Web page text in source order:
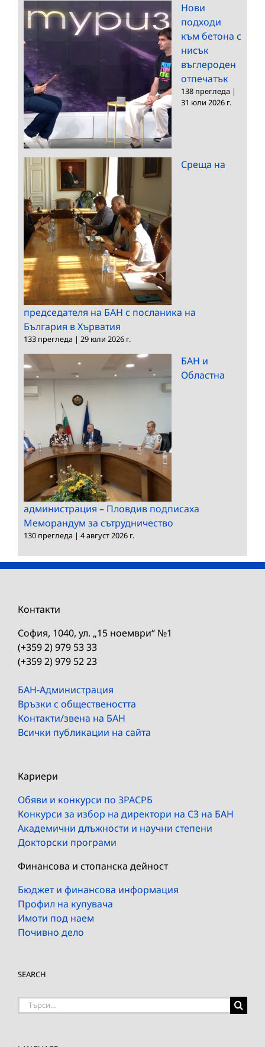
Нови
подходи
към бетона с
нисък
въглероден
отпечатък
138 прегледа |
31 юли 2026 г.
Среща на
председателя на БАН с посланика на
България в Хърватия
133 прегледа | 29 юли 2026 г.
БАН и
Областна
администрация – Пловдив подписаха
Меморандум за сътрудничество
130 прегледа | 4 август 2026 г.
Контакти
София, 1040, ул. „15 ноември“ №1
(+359 2) 979 53 33
(+359 2) 979 52 23
БАН-Администрация
Връзки с обществеността
Контакти/звена на БАН
Всички публикации на сайта
Кариери
Обяви и конкурси по ЗРАСРБ
Конкурси за избор на директори на СЗ на БАН
Академични длъжности и научни степени
Докторски програми
Финансова и стопанска дейност
Бюджет и финансова информация
Профил на купувача
Имоти под наем
Почивно дело
SEARCH
Търсене